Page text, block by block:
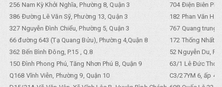
256 Nam Kỳ Khởi Nghĩa, Phường 8, Quận 3
704 Điện Biên
386 Đường Lê Văn Sỹ, Phường 13, Quận 3
182 Phan Văn
327 Nguyễn Đình Chiểu, Phường 5, Quận 3
767 Quang trung,
66 đường 643 (Tạ Quang Bửu), Phường 4,Quận 8
172 Thống Nhất.
362 Bến Bình Đông, P.15 , Q.8
52 Nguyễn Du,
150 Đình Phong Phú, Tăng Nhơn Phú B, Quận 9
63/1 Lê Đức Thọ,
Q168 Vĩnh Viễn, Phường 9, Quận 10
C3/27YM 6, ấp 4,